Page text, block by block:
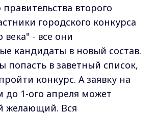
второго
городского конкурса
века" - все они
кандидаты в новый состав.
попасть в заветный список,
конкурс. А заявку на
до 1-ого апреля может
желающий. Вся